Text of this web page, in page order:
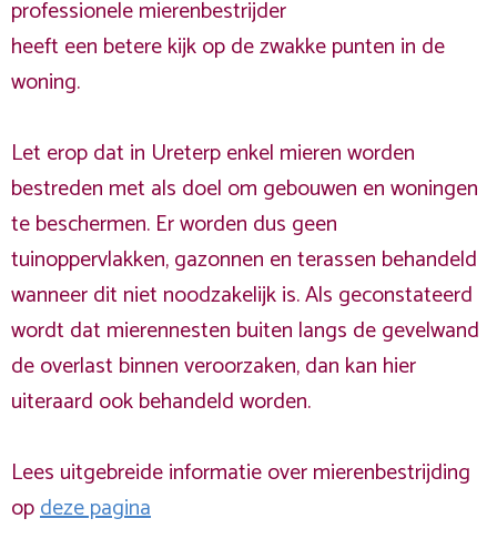
professionele mierenbestrijder
heeft een betere kijk op de zwakke punten in de
woning.
Let erop dat in Ureterp enkel mieren worden
bestreden met als doel om gebouwen en woningen
te beschermen. Er worden dus geen
tuinoppervlakken, gazonnen en terassen behandeld
wanneer dit niet noodzakelijk is. Als geconstateerd
wordt dat mierennesten buiten langs de gevelwand
de overlast binnen veroorzaken, dan kan hier
uiteraard ook behandeld worden.
Lees uitgebreide informatie over mierenbestrijding
opdeze pagina